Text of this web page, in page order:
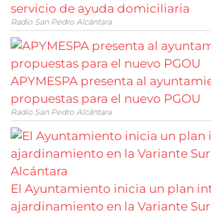
servicio de ayuda domiciliaria
Radio San Pedro Alcántara
APYMESPA presenta al
propuestas para el nuevo PGOU
Radio San Pedro Alcántara
El Ayuntamiento inicia un plan
ajardinamiento en la Variante